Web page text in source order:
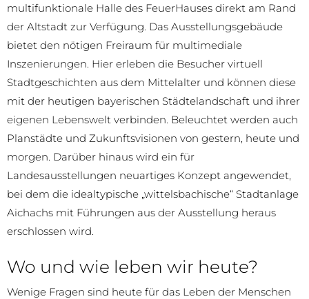
multifunktionale Halle des FeuerHauses direkt am Rand
der Altstadt zur Verfügung. Das Ausstellungsgebäude
bietet den nötigen Freiraum für multimediale
Inszenierungen. Hier erleben die Besucher virtuell
Stadtgeschichten aus dem Mittelalter und können diese
mit der heutigen bayerischen Städtelandschaft und ihrer
eigenen Lebenswelt verbinden. Beleuchtet werden auch
Planstädte und Zukunftsvisionen von gestern, heute und
morgen. Darüber hinaus wird ein für
Landesausstellungen neuartiges Konzept angewendet,
bei dem die idealtypische „wittels­bachische“ Stadtanlage
Aichachs mit Führungen aus der Ausstellung heraus
erschlossen wird.
Wo und wie leben wir heute?
Wenige Fragen sind heute für das Leben der Menschen